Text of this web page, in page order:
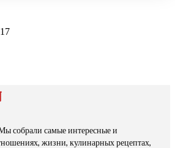
собрали самые интересные и
жизни, кулинарных рецептах,